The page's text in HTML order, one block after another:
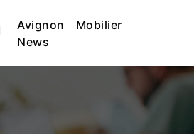
Avignon
Mobilier
News